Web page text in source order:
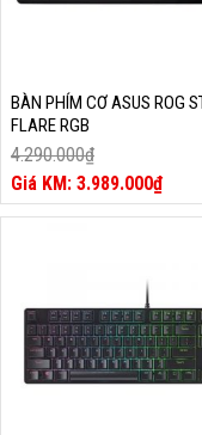
BÀN PHÍM CƠ ASUS ROG
FLARE RGB
4.290.000₫
Giá
gốc
là:
3.989.000₫
Giá
hiện